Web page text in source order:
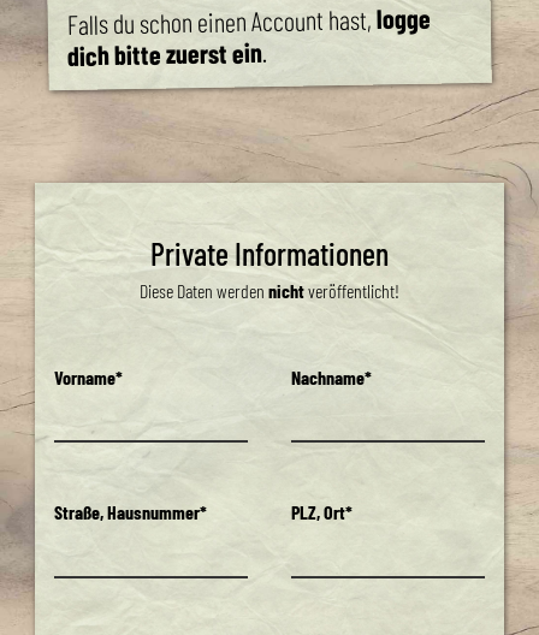
Falls du schon einen Account hast,logge
dich bitte zuerst ein.
Private Informationen
Diese Daten werden nichtveröffentlicht!
Vorname* Nachname*
Straße, Hausnummer* PLZ, Ort*